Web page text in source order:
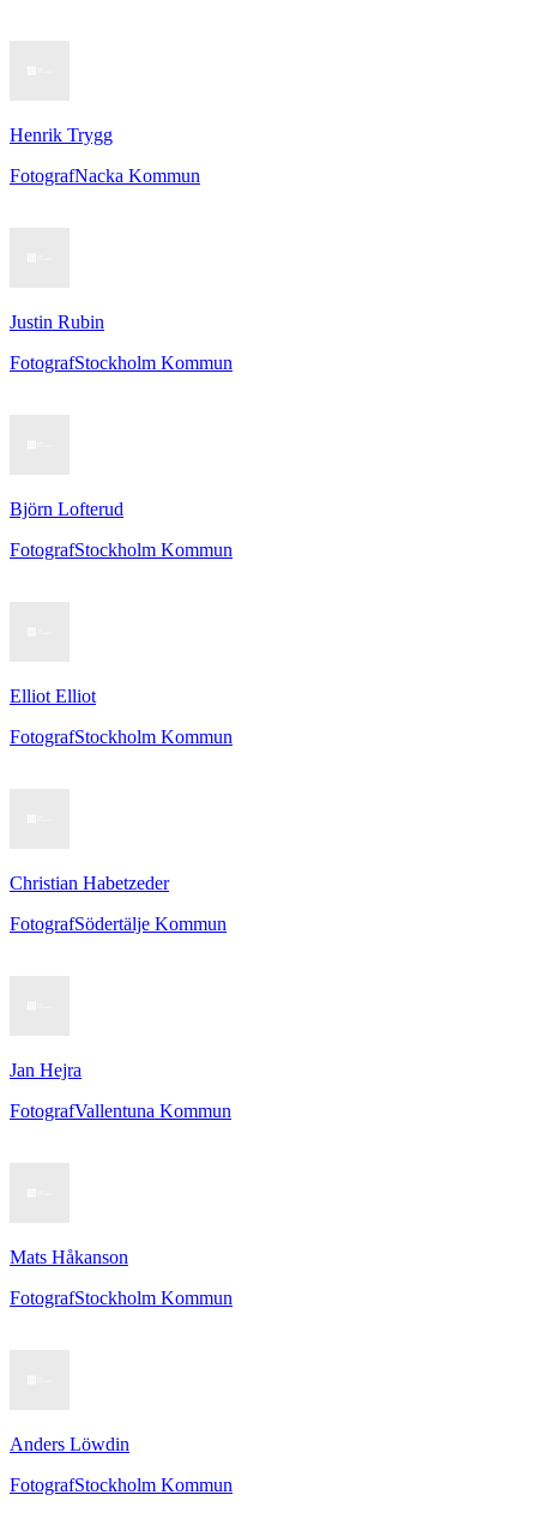
Henrik Trygg
FotografNacka Kommun
Justin Rubin
FotografStockholm Kommun
Björn Lofterud
FotografStockholm Kommun
Elliot Elliot
FotografStockholm Kommun
Christian Habetzeder
FotografSödertälje Kommun
Jan Hejra
FotografVallentuna Kommun
Mats Håkanson
FotografStockholm Kommun
Anders Löwdin
FotografStockholm Kommun